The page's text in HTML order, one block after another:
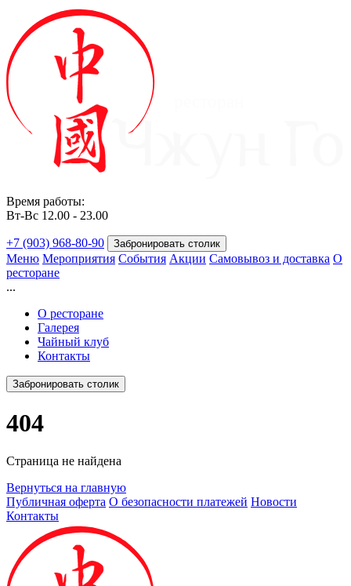
Время работы:
Вт-Вс 12.00 - 23.00
+7 (903) 968-80-90 Забронировать столик
Меню Мероприятия События Акции Самовывоз и доставка О
ресторане
...
О ресторане
Галерея
Чайный клуб
Контакты
Забронировать столик
404
Страница не найдена
Вернуться на главную
Публичная оферта О безопасности платежей Новости
Контакты